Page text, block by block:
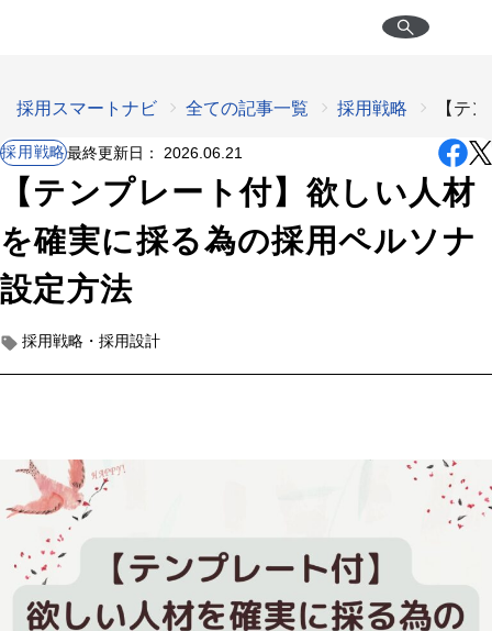
採用スマートナビ 全ての記事一覧 採用戦略 【テ
採用戦略最終更新日： 2026.06.21
【テンプレート付】欲しい人材
を確実に採る為の採用ペルソナ
設定方法
採用戦略・採用設計